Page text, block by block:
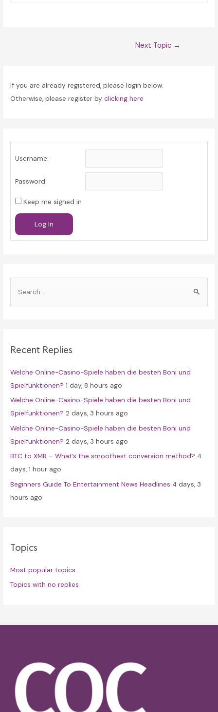
Next Topic →
If you are already registered, please login below.
Otherwise, please register byclicking here
Username:
Password:
Keep me signed in
Log In
h
o
r
:
Recent Replies
Welche Online-Casino-Spiele haben die besten Boni und
Spielfunktionen? 1 day, 8 hours ago
Welche Online-Casino-Spiele haben die besten Boni und
Spielfunktionen? 2 days, 3 hours ago
Welche Online-Casino-Spiele haben die besten Boni und
Spielfunktionen? 2 days, 3 hours ago
BTC to XMR – What’s the smoothest conversion method? 4
days, 1 hour ago
Beginners Guide To Entertainment News Headlines 4 days, 3
hours ago
Topics
Most popular topics
Topics with no replies